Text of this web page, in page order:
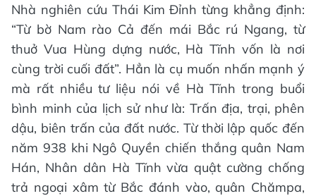
Nhà nghiên cứu Thái Kim Đỉnh từng khẳng định:
“Từ bờ Nam rào Cả đến mái Bắc rú Ngang, từ
thuở Vua Hùng dựng nước, Hà Tĩnh vốn là nơi
cùng trời cuối đất”. Hẳn là cụ muốn nhấn mạnh ý
mà rất nhiều tư liệu nói về Hà Tĩnh trong buổi
bình minh của lịch sử như là: Trấn địa, trại, phên
dậu, biên trấn của đất nước. Từ thời lập quốc đến
năm 938 khi Ngô Quyền chiến thắng quân Nam
Hán, Nhân dân Hà Tĩnh vừa quật cường chống
trả ngoại xâm từ Bắc đánh vào, quân Chămpa,